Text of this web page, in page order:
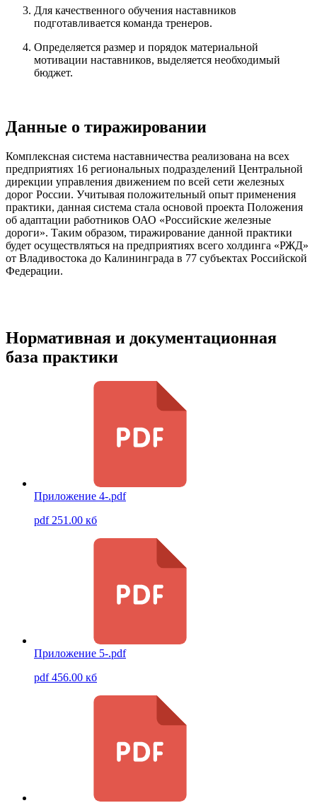
Для качественного обучения наставников
подготавливается команда тренеров.
Определяется размер и порядок материальной
мотивации наставников, выделяется необходимый
бюджет.
Данные о тиражировании
Комплексная система наставничества реализована на всех
предприятиях 16 региональных подразделений Центральной
дирекции управления движением по всей сети железных
дорог России. Учитывая положительный опыт применения
практики, данная система стала основой проекта Положения
об адаптации работников ОАО «Российские железные
дороги». Таким образом, тиражирование данной практики
будет осуществляться на предприятиях всего холдинга «РЖД»
от Владивостока до Калининграда в 77 субъектах Российской
Федерации.
Нормативная и документационная
база практики
Приложение 4-.pdf
pdf 251.00 кб
Приложение 5-.pdf
pdf 456.00 кб